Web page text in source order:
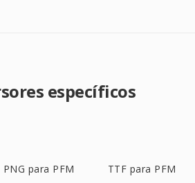
específicos
PNG para PFM TTF para PFM